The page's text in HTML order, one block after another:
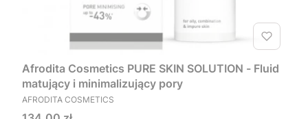
Afrodita Cosmetics PURE SKIN SOLUTION - Fluid
matujący i minimalizujący pory
PRODUCENT
AFRODITA COSMETICS